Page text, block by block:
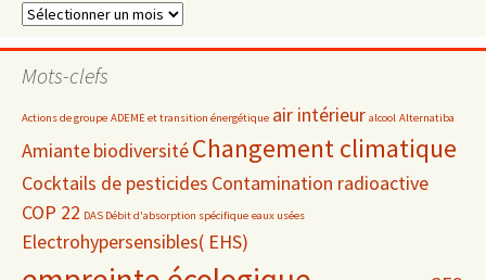
Dossiers
date
Mots-clefs
Actions de groupe ADEME et transition énergétique air intérieur alcool Alternatiba
AmiantebiodiversitéChangement climatique
Cocktails de pesticides Contamination radioactive
COP 22 DAS Débit d'absorption spécifique eaux usées
Electrohypersensibles( EHS)